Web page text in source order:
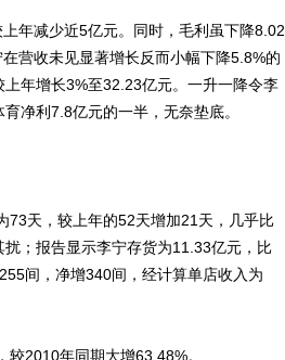
减少近5亿元。同时，毛利虽下降8.02
营收未见显著增长反而小幅下降5.8%的
年增长3%至32.23亿元。一升一降令李
净利7.8亿元的一半，无奈垫底。
天，较上年的52天增加21天，几乎比
；报告显示李宁存货为11.33亿元，比
间，净增340间，经计算单店收入为
2010年同期大增63.48%。